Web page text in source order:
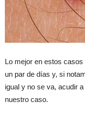
Lo mejor en estos casos
un par de días y, si
igual y no se va, acudir
nuestro caso.